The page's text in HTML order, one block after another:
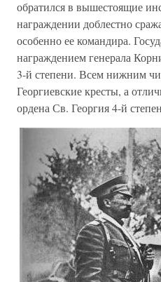
обратился в вышестоящие
награждении доблестно
особенно ее командира.
награждением генерала
3-й степени. Всем нижним
Георгиевские кресты, а
ордена Св. Георгия 4-й